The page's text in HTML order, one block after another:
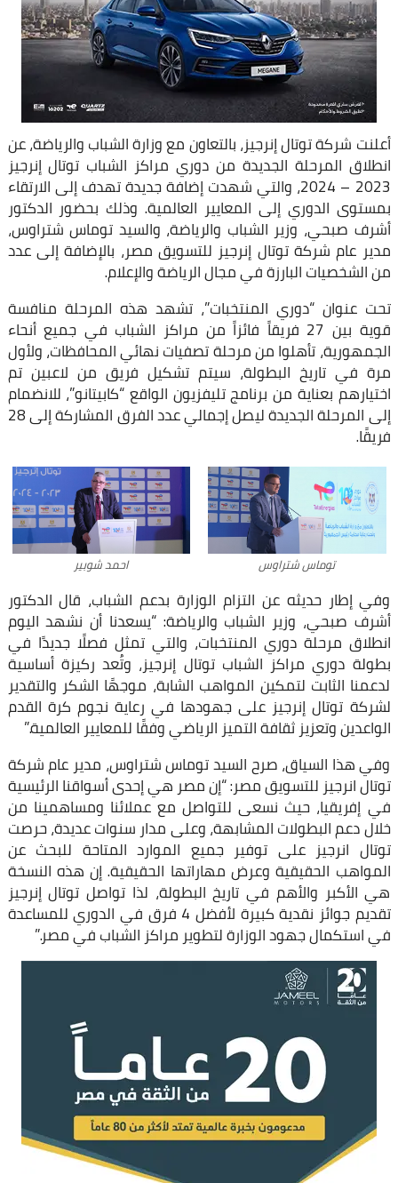
أعلنت شركة توتال إنرجيز، بالتعاون مع وزارة الشباب والرياضة، عن
انطلاق المرحلة الجديدة من دوري مراكز الشباب توتال إنرجيز
2023 – 2024، والتي شهدت إضافة جديدة تهدف إلى الارتقاء
بمستوى الدوري إلى المعايير العالمية. وذلك بحضور الدكتور
أشرف صبحي، وزير الشباب والرياضة، والسيد توماس شتراوس،
مدير عام شركة توتال إنرجيز للتسويق مصر، بالإضافة إلى عدد
من الشخصيات البارزة في مجال الرياضة والإعلام.
تحت عنوان “دوري المنتخبات”، تشهد هذه المرحلة منافسة
قوية بين 27 فريقاً فائزاً من مراكز الشباب في جميع أنحاء
الجمهورية، تأهلوا من مرحلة تصفيات نهائي المحافظات، ولأول
مرة في تاريخ البطولة، سيتم تشكيل فريق من لاعبين تم
اختيارهم بعناية من برنامج تليفزيون الواقع “كابيتانو”، للانضمام
إلى المرحلة الجديدة ليصل إجمالي عدد الفرق المشاركة إلى 28
فريقًا.
توماس شتراوس احمد شوبير
وفي إطار حديثه عن التزام الوزارة بدعم الشباب، قال الدكتور
أشرف صبحي، وزير الشباب والرياضة: “يسعدنا أن نشهد اليوم
انطلاق مرحلة دوري المنتخبات، والتي تمثل فصلًا جديدًا في
بطولة دوري مراكز الشباب توتال إنرجيز، وتُعد ركيزة أساسية
لدعمنا الثابت لتمكين المواهب الشابة، موجهًا الشكر والتقدير
لشركة توتال إنرجيز على جهودها في رعاية نجوم كرة القدم
الواعدين وتعزيز ثقافة التميز الرياضي وفقًا للمعايير العالمية.”
وفي هذا السياق، صرح السيد توماس شتراوس، مدير عام شركة
توتال انرجيز للتسويق مصر: “إن مصر هي إحدى أسواقنا الرئيسية
في إفريقيا، حيث نسعى للتواصل مع عملائنا ومساهمينا من
خلال دعم البطولات المشابهة، وعلى مدار سنوات عديدة، حرصت
توتال انرجيز على توفير جميع الموارد المتاحة للبحث عن
المواهب الحقيقية وعرض مهاراتها الحقيقية. إن هذه النسخة
هي الأكبر والأهم في تاريخ البطولة، لذا تواصل توتال إنرجيز
تقديم جوائز نقدية كبيرة لأفضل 4 فرق في الدوري للمساعدة
في استكمال جهود الوزارة لتطوير مراكز الشباب في مصر.”